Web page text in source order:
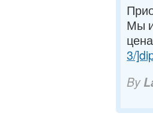
Мы
3/
By